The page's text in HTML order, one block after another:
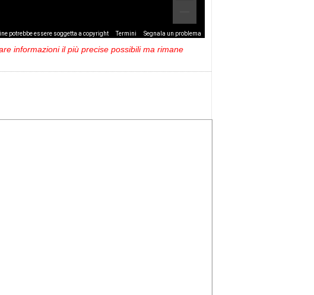
potrebbe essere soggetta a copyright Termini Segnala un problema
informazioni il più precise possibili ma rimane